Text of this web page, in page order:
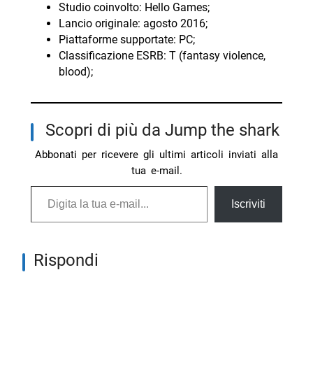
Studio coinvolto: Hello Games;
Lancio originale: agosto 2016;
Piattaforme supportate: PC;
Classificazione ESRB: T (fantasy violence,
blood);
Scopri di più da Jump the shark
Abbonati per ricevere gli ultimi articoli inviati alla
tua e-mail.
Digita la tua e-mail...
Iscriviti
Rispondi